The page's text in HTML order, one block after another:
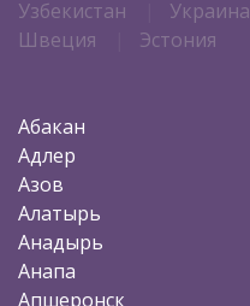
Узбекистан
Украина
Швеция
Эстония
Абакан
Адлер
Азов
Алатырь
Анадырь
Анапа
Апшеронск